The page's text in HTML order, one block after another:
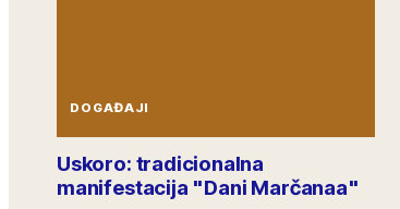
DOGAĐAJI
Uskoro: tradicionalna
manifestacija "Dani Marčanaa"